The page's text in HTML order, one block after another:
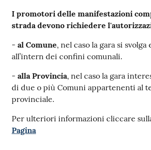
Argomenti
su
I promotori delle manifestazioni
strada devono richiedere
- al Comune, nel caso la gara si
all’intern dei confini comunali.
- alla Provincia, nel caso la gara
di due o più Comuni appartenenti al
provinciale.
Per ulteriori informazioni cliccare
Pagina